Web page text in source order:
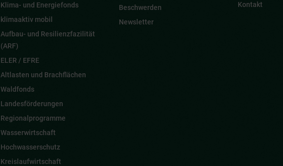
Klima- und Energiefonds
klimaaktiv mobil
Aufbau- und Resilienzfazilität
(ARF)
ELER / EFRE
Altlasten und Brachflächen
Waldfonds
Landesförderungen
Regionalprogramme
Wasserwirtschaft
Hochwasserschutz
Kreislaufwirtschaft
Beschwerden
Newsletter
Kontakt